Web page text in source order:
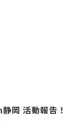
岡 活動報告！